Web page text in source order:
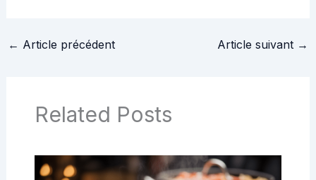
← Article précédent Article suivant →
Related Posts